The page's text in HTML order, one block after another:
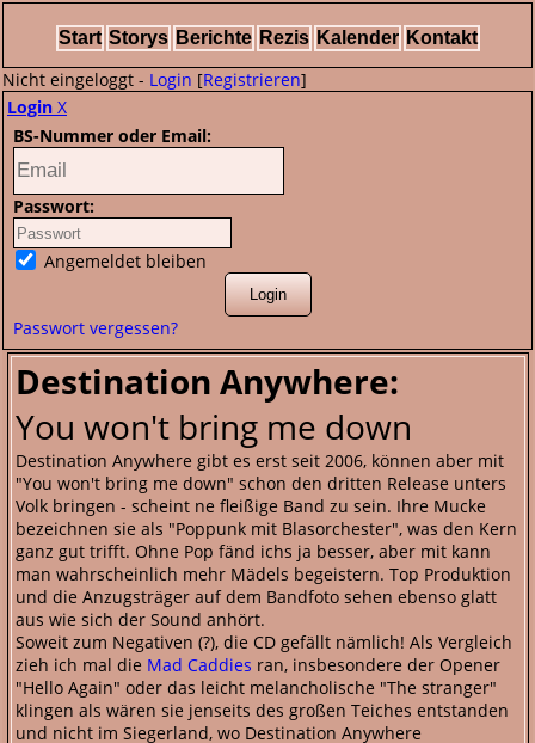
Start Storys Berichte Rezis Kalender Kontakt
Nicht eingeloggt - Login [Registrieren]
Login X
BS-Nummer oder Email:
Passwort:
Angemeldet bleiben
Passwort vergessen?
Destination Anywhere:
You won't bring me down
Destination Anywhere gibt es erst seit 2006, können aber mit
"You won't bring me down" schon den dritten Release unters
Volk bringen - scheint ne fleißige Band zu sein. Ihre Mucke
bezeichnen sie als "Poppunk mit Blasorchester", was den Kern
ganz gut trifft. Ohne Pop fänd ichs ja besser, aber mit kann
man wahrscheinlich mehr Mädels begeistern. Top Produktion
und die Anzugsträger auf dem Bandfoto sehen ebenso glatt
aus wie sich der Sound anhört.
Soweit zum Negativen (?), die CD gefällt nämlich! Als Vergleich
zieh ich mal die Mad Caddies ran, insbesondere der Opener
"Hello Again" oder das leicht melancholische "The stranger"
klingen als wären sie jenseits des großen Teiches entstanden
und nicht im Siegerland, wo Destination Anywhere